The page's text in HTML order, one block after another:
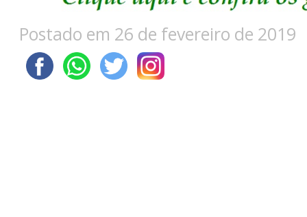
Postado em 26 de fevereiro de 2019